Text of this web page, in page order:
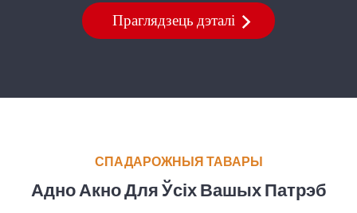
Праглядзець дэталі
СПАДАРОЖНЫЯ ТАВАРЫ
Адно Акно Для Ўсіх Вашых Патрэб